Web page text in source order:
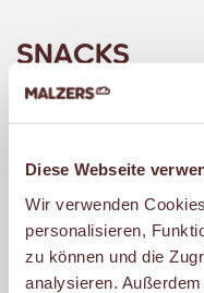
Diese Webseite
Wir verwenden
personalisieren,
zu können und die
analysieren.
SNACKS
MALZERS
Kreationen oder
bis zum Dinkel-